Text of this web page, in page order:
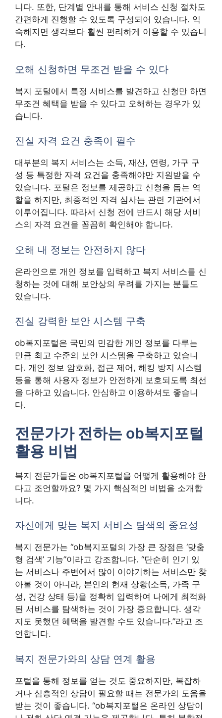
니다. 또한, 단계별 안내를 통해 서비스 신청 절차도
간편하게 진행할 수 있도록 구성되어 있습니다. 익
숙해지면 생각보다 훨씬 편리하게 이용할 수 있습니
다.
오해 신청하면 무조건 받을 수 있다
복지 포털에서 특정 서비스를 발견하고 신청만 하면
무조건 혜택을 받을 수 있다고 오해하는 경우가 있
습니다.
진실 자격 요건 충족이 필수
대부분의 복지 서비스는 소득, 재산, 연령, 가구 구
성 등 특정한 자격 요건을 충족해야만 지원받을 수
있습니다. 포털은 정보를 제공하고 신청을 돕는 역
할을 하지만, 최종적인 자격 심사는 관련 기관에서
이루어집니다. 따라서 신청 전에 반드시 해당 서비
스의 자격 요건을 꼼꼼히 확인해야 합니다.
오해 내 정보는 안전하지 않다
온라인으로 개인 정보를 입력하고 복지 서비스를 신
청하는 것에 대해 보안상의 우려를 가지는 분들도
있습니다.
진실 강력한 보안 시스템 구축
ob복지포털은 국민의 민감한 개인 정보를 다루는
만큼 최고 수준의 보안 시스템을 구축하고 있습니
다. 개인 정보 암호화, 접근 제어, 해킹 방지 시스템
등을 통해 사용자 정보가 안전하게 보호되도록 최선
을 다하고 있습니다. 안심하고 이용하셔도 좋습니
다.
전문가가 전하는 ob복지포털
활용 비법
복지 전문가들은 ob복지포털을 어떻게 활용해야 한
다고 조언할까요? 몇 가지 핵심적인 비법을 소개합
니다.
자신에게 맞는 복지 서비스 탐색의 중요성
복지 전문가는 “ob복지포털의 가장 큰 장점은 ‘맞춤
형 검색’ 기능”이라고 강조합니다. “단순히 인기 있
는 서비스나 주변에서 많이 이야기하는 서비스만 찾
아볼 것이 아니라, 본인의 현재 상황(소득, 가족 구
성, 건강 상태 등)을 정확히 입력하여 나에게 최적화
된 서비스를 탐색하는 것이 가장 중요합니다. 생각
지도 못했던 혜택을 발견할 수도 있습니다.”라고 조
언합니다.
복지 전문가와의 상담 연계 활용
포털을 통해 정보를 얻는 것도 중요하지만, 복잡하
거나 심층적인 상담이 필요할 때는 전문가의 도움을
받는 것이 좋습니다. “ob복지포털은 온라인 상담이